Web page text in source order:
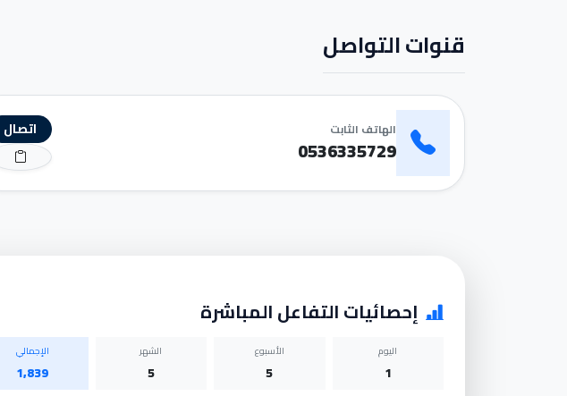
قنوات التواصل
الهاتف الثابت
0536335729
اتصال
إحصائيات التفاعل المباشرة
اليوم
1
الأسبوع
5
الشهر
5
الإجمالي
1,839